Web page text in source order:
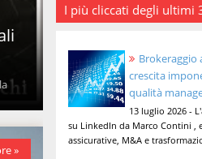
»
I più cliccati degli ultimi
Brokeraggio
crescita
qualità
13 luglio 2026 -
su LinkedIn da Marco Contini ,
assicurative, M&A e